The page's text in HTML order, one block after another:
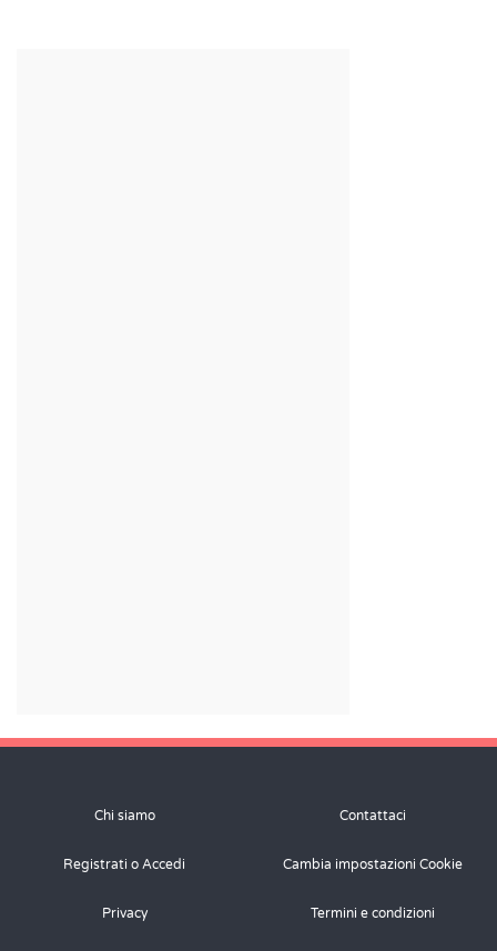
Chi siamo Contattaci
Registrati o Accedi Cambia impostazioni Cookie
Privacy Termini e condizioni